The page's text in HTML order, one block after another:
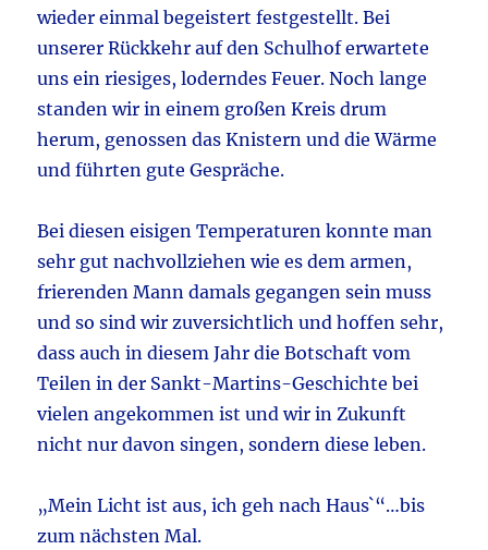
wieder einmal begeistert festgestellt. Bei
unserer Rückkehr auf den Schulhof erwartete
uns ein riesiges, loderndes Feuer. Noch lange
standen wir in einem großen Kreis drum
herum, genossen das Knistern und die Wärme
und führten gute Gespräche.
Bei diesen eisigen Temperaturen konnte man
sehr gut nachvollziehen wie es dem armen,
frierenden Mann damals gegangen sein muss
und so sind wir zuversichtlich und hoffen sehr,
dass auch in diesem Jahr die Botschaft vom
Teilen in der Sankt-Martins-Geschichte bei
vielen angekommen ist und wir in Zukunft
nicht nur davon singen, sondern diese leben.
„Mein Licht ist aus, ich geh nach Haus`“…bis
zum nächsten Mal.